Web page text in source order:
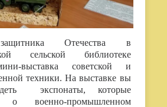
Отечества в
сельской библиотеке
выставка советской и
техники. На выставке вы
экспонаты, которые
о военно-промышленном